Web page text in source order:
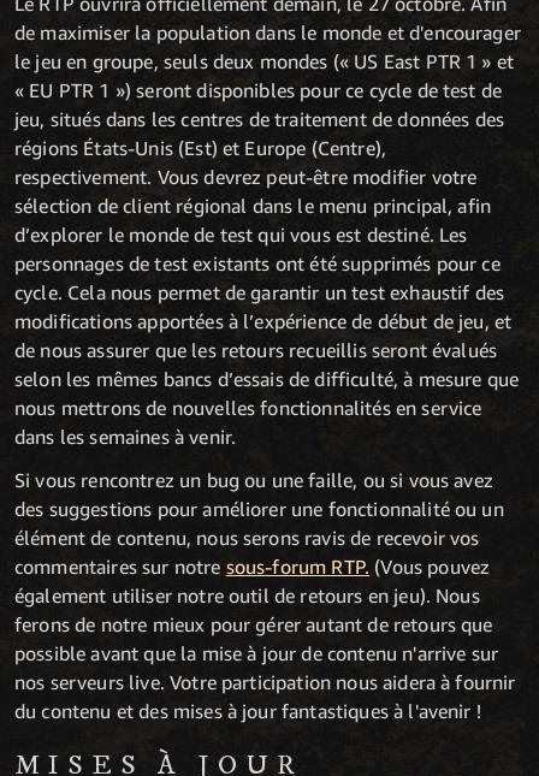
de maximiser la population dans le monde et d'encourager
le jeu en groupe, seuls deux mondes (« US East PTR 1 » et
« EU PTR 1 ») seront disponibles pour ce cycle de test de
jeu, situés dans les centres de traitement de données des
régions États-Unis (Est) et Europe (Centre),
respectivement. Vous devrez peut-être modifier votre
sélection de client régional dans le menu principal, afin
d’explorer le monde de test qui vous est destiné. Les
personnages de test existants ont été supprimés pour ce
cycle. Cela nous permet de garantir un test exhaustif des
modifications apportées à l’expérience de début de jeu, et
de nous assurer que les retours recueillis seront évalués
selon les mêmes bancs d’essais de difficulté, à mesure que
nous mettrons de nouvelles fonctionnalités en service
dans les semaines à venir.
Si vous rencontrez un bug ou une faille, ou si vous avez
des suggestions pour améliorer une fonctionnalité ou un
élément de contenu, nous serons ravis de recevoir vos
commentaires sur notre sous-forum RTP. (Vous pouvez
également utiliser notre outil de retours en jeu). Nous
ferons de notre mieux pour gérer autant de retours que
possible avant que la mise à jour de contenu n'arrive sur
nos serveurs live. Votre participation nous aidera à fournir
du contenu et des mises à jour fantastiques à l'avenir !
MISES À JOUR